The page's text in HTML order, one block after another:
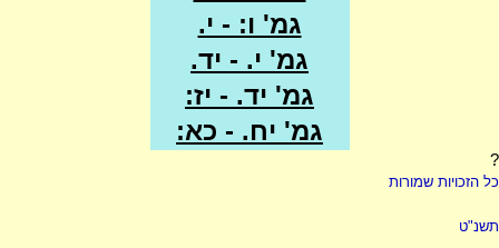
גמ' ו: - י.
גמ' י. - יד.
גמ' יד. - יז:
גמ' יח. - כא:
?
כל הזכויות שמורות
תשנ"ט